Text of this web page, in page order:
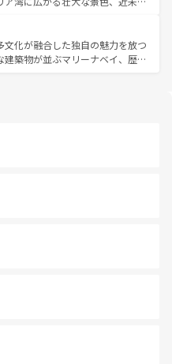
で、どの季節にも異なる楽しみ
すいタイの人々、仏教を中心とし
光資源が、訪れる旅人を魅了し続
るはず。観光スポットが密集し
ろを回れるのも魅力。息をのむよ
験まで、香港を存分に楽しみ尽く
文化が融合した独自の魅力を放つ
建築物が並ぶマリーナベイ、歴史
情を楽しめる外せないスポット